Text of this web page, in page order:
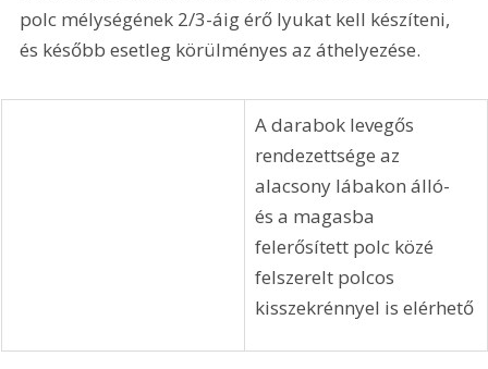
tartozékai a polcnak. Beszerezhetők olyan a falra
erősíthető és a polcot teljes hátsó élén befogó
míg az egyéb fémöntvényű polctartók jobban
láthatók és viszonylag csekély teherbírásuk csak a
sokszorozásukkal növelhető. A rejtett és a falba
csavarozott polctartók teherbírása viszont akár 40
kg is lehet. Nagyobb polcokhoz ezek alkalmazása
az ideális. Hátránya, hogy a polclapba 9 mm-es, a
polc mélységének 2/3-áig érő lyukat kell készíteni,
és később esetleg körülményes az áthelyezése.